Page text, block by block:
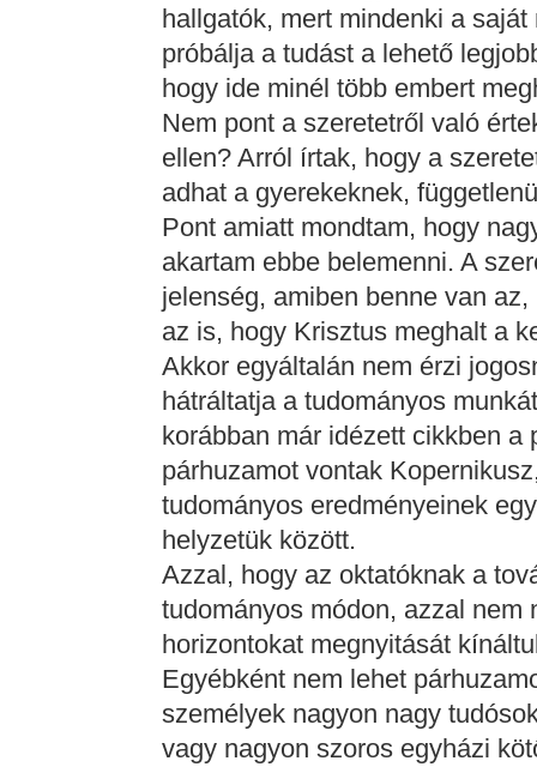
hallgatók, mert mindenki a
próbálja a tudást a lehető
hogy ide minél több embert
Nem pont a szeretetről való
ellen? Arról írtak, hogy a
adhat a gyerekeknek,
Pont amiatt mondtam, hogy
akartam ebbe belemenni. A
jelenség, amiben benne van
az is, hogy Krisztus meghalt a
Akkor egyáltalán nem érzi
hátráltatja a tudományos
korábban már idézett cikkben
párhuzamot vontak
tudományos eredményeinek
helyzetük között.
Azzal, hogy az oktatóknak a
tudományos módon, azzal nem
horizontokat megnyitását
Egyébként nem lehet
személyek nagyon nagy
vagy nagyon szoros egyházi